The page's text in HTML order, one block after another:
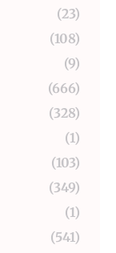
(23)
(108)
(9)
(666)
(328)
(1)
(103)
(349)
(1)
(541)